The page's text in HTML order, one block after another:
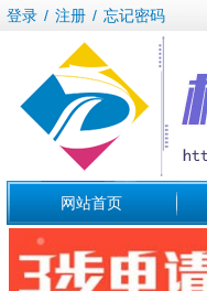
登录 / 注册 / 忘记密码
网站首页